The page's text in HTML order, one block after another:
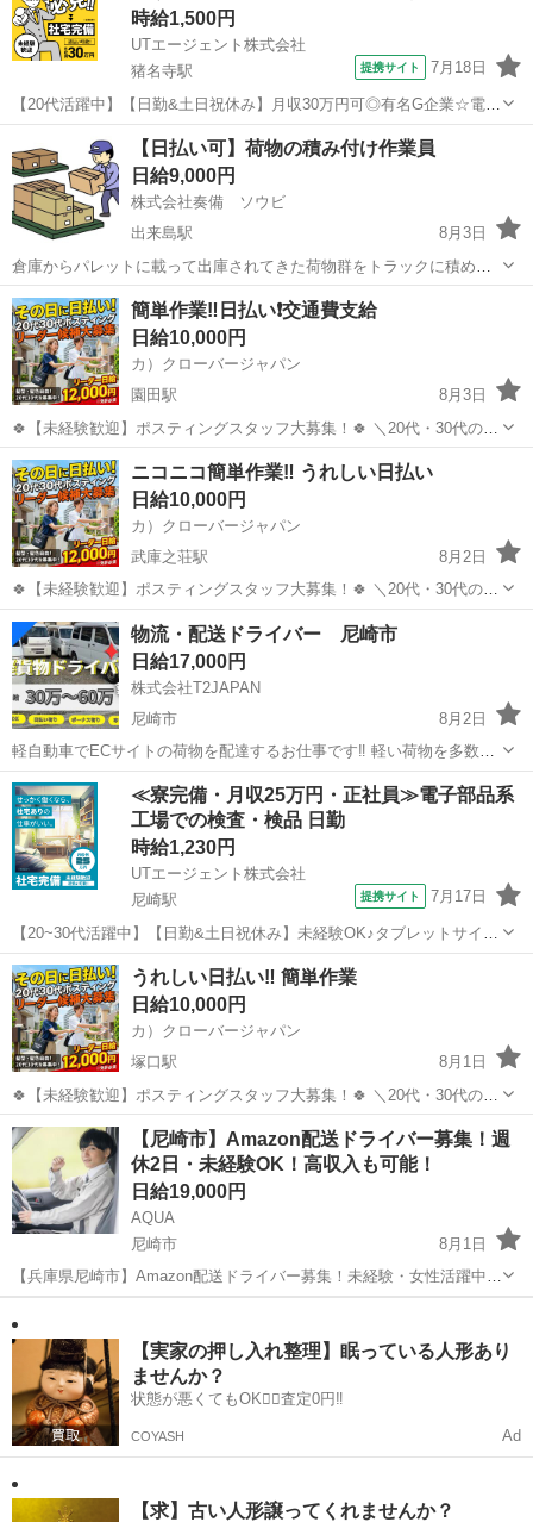
時給1,500円
UTエージェント株式会社
猪名寺駅
提携サイト 7月18日
【20代活躍中】【日勤&土日祝休み】月収30万円可◎有名G企業☆電子
機器の外装カバー塗装作業！駅チカ徒歩4分《JBFL1-PC》 詳細情報
＼部品塗装のお仕事／ 電子機器部品の塗装作業をしている会社です♪
☆丁寧に指導...
尼崎市 猪名寺駅 その他
【日払い可】荷物の積み付け作業員
日給9,000円
株式会社奏備 ソウビ
出来島駅
8月3日
倉庫からパレットに載って出庫されてきた荷物群をトラックに積める
ように綺麗に積み直す作業です。 誰にでも出来る簡単な作業で楽しい
仲間たちと一緒に夜間に こっそり稼ぎたい方にお勧めです！ バイク/
マイカーOK 専用無無料駐車場...
兵庫 尼崎市 出来島駅 倉庫 荷物
簡単作業‼️日払い❗️交通費支給
日給10,000円
カ）クローバージャパン
園田駅
8月3日
🍀【未経験歓迎】ポスティングスタッフ大募集！🍀 ＼20代・30代のレ
ギュラースタッフ募集中✨ ━━🔍 こんな方にピッタリ！ ・元気に歩く
のが好き ・外で体を動かす仕事がしたい ・自由シフトでプライベート
も充実させ...
兵庫 尼崎市 軽作業 スタッフ
ニコニコ簡単作業‼️ うれしい日払い
日給10,000円
カ）クローバージャパン
武庫之荘駅
8月2日
🍀【未経験歓迎】ポスティングスタッフ大募集！🍀 ＼20代・30代のレ
ギュラースタッフ募集中✨ ━━🔍 こんな方にピッタリ！ ・元気に歩く
のが好き ・外で体を動かす仕事がしたい ・自由シフトでプライベート
も充実させ...
兵庫 尼崎市 武庫之荘駅 軽作業 スタッフ
物流・配送ドライバー 尼崎市
日給17,000円
株式会社T2JAPAN
尼崎市
8月2日
軽自動車でECサイトの荷物を配達するお仕事です‼︎ 軽い荷物を多数取
り扱いとなります。 （配達物はホームセンターの商品やトイレットペ
ーパーや衣類など。） ーーーーーーーーーーーーーーーーーーーーー
ーーーーーーーー ...
兵庫 尼崎市 ドライバー 荷物
≪寮完備・月収25万円・正社員≫電子部品系
工場での検査・検品 日勤
時給1,230円
UTエージェント株式会社
尼崎駅
提携サイト 7月17日
【20~30代活躍中】【日勤&土日祝休み】未経験OK♪タブレットサイ
ズ！電子部品の機械オペレーター・検査◎駅チカ！《JBDO1C》 詳細
情報 ＼ETC等の車載機器に使われる電子部品の基盤作り！／ ☆未経験
OK！ 丁寧な...
兵庫 尼崎市 尼崎駅 その他
うれしい日払い‼ 簡単作業
日給10,000円
カ）クローバージャパン
塚口駅
8月1日
🍀【未経験歓迎】ポスティングスタッフ大募集！🍀 ＼20代・30代のレ
ギュラースタッフ募集中✨ ━━🔍 こんな方にピッタリ！ ・元気に歩く
のが好き ・外で体を動かす仕事がしたい ・自由シフトでプライベート
も充実させ...
兵庫 尼崎市 塚口駅 スタッフ
【尼崎市】Amazon配送ドライバー募集！週
休2日・未経験OK！高収入も可能！
日給19,000円
AQUA
尼崎市
8月1日
【兵庫県尼崎市】Amazon配送ドライバー募集！未経験・女性活躍中☆
普通免許があればOK！「軽作業」「直行直帰」「プライベート重視」
を叶えませんか？ 充実の研修制度＆横乗り指導で安心スタート！車両
レンタルも完備♪ ...【実家の押し入れ整理】眠っている人形あり
ませんか？
状態が悪くてもOK🙆‍♀️査定0円‼️
COYASH Ad
【求】古い人形譲ってくれませんか？